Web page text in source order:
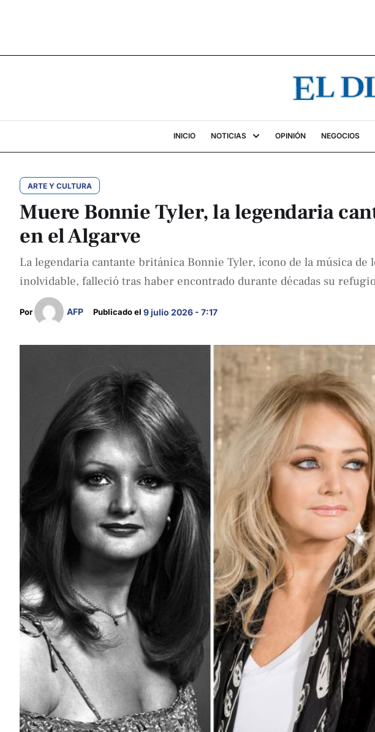
INICIO NOTICIAS OPINIÓN NEGOCIOS
ARTE Y CULTURA
Muere Bonnie Tyler, la legendaria
en el Algarve
La legendaria cantante británica Bonnie Tyler, ícono de la música de
inolvidable, falleció tras haber encontrado durante décadas su
Por AFP Publicado el 9 julio 2026 - 7:17